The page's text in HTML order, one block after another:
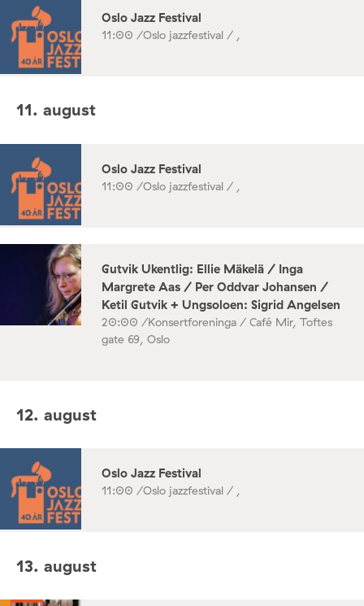
Oslo Jazz Festival
11:00 /Oslo jazzfestival / ,
11. august
Oslo Jazz Festival
11:00 /Oslo jazzfestival / ,
Gutvik Ukentlig: Ellie Mäkelä / Inga
Margrete Aas / Per Oddvar Johansen /
Ketil Gutvik + Ungsoloen: Sigrid Angelsen
20:00 /Konsertforeninga / Café Mir, Toftes
gate 69, Oslo
12. august
Oslo Jazz Festival
11:00 /Oslo jazzfestival / ,
13. august